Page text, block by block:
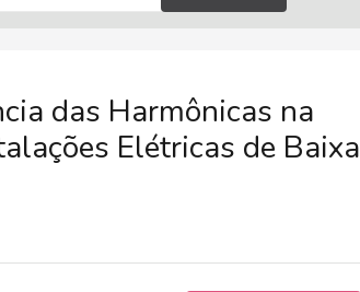
das Harmônicas na
Elétricas de Baixa